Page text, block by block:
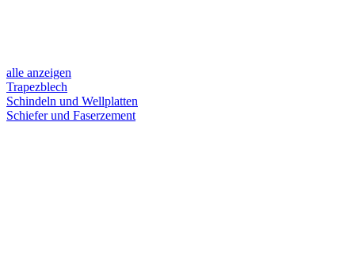
alle anzeigen
Trapezblech
Schindeln und Wellplatten
Schiefer und Faserzement